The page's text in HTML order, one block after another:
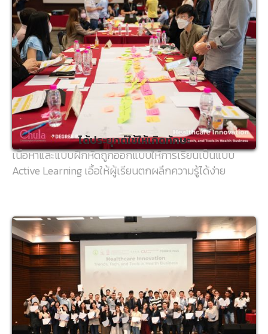
ได้ประยุกต์ใช้ให้เกิดทักษะ
เนื้อหาและแบบฝึกหัดถูกออกแบบให้การเรียนเป็นแบบ
Active Learning เอื้อให้ผู้เรียนตกผลึกความรู้ได้ง่าย